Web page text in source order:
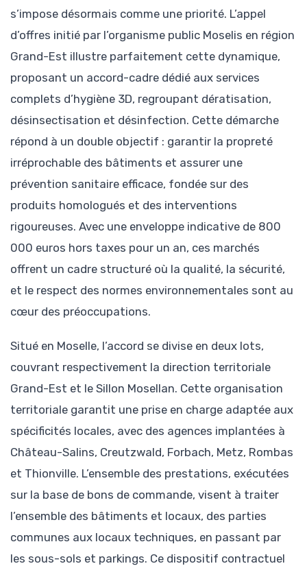
s’impose désormais comme une priorité. L’appel
d’offres initié par l’organisme public Moselis en région
Grand-Est illustre parfaitement cette dynamique,
proposant un accord-cadre dédié aux services
complets d’hygiène 3D, regroupant dératisation,
désinsectisation et désinfection. Cette démarche
répond à un double objectif : garantir la propreté
irréprochable des bâtiments et assurer une
prévention sanitaire efficace, fondée sur des
produits homologués et des interventions
rigoureuses. Avec une enveloppe indicative de 800
000 euros hors taxes pour un an, ces marchés
offrent un cadre structuré où la qualité, la sécurité,
et le respect des normes environnementales sont au
cœur des préoccupations.
Situé en Moselle, l’accord se divise en deux lots,
couvrant respectivement la direction territoriale
Grand-Est et le Sillon Mosellan. Cette organisation
territoriale garantit une prise en charge adaptée aux
spécificités locales, avec des agences implantées à
Château-Salins, Creutzwald, Forbach, Metz, Rombas
et Thionville. L’ensemble des prestations, exécutées
sur la base de bons de commande, visent à traiter
l’ensemble des bâtiments et locaux, des parties
communes aux locaux techniques, en passant par
les sous-sols et parkings. Ce dispositif contractuel